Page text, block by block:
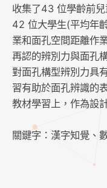
收集了43 位學齡前
42 位大學生(平均年
業和面孔空間距離作
再認的辨別力與面孔
對面孔構型辨別力具
習有助於面孔辨識的
教材學習上，作為設
關鍵字：漢字知覺、